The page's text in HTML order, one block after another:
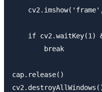
if cv2.waitKey(1)
        break
cap.release()